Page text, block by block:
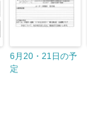
6月20・21日の予
定